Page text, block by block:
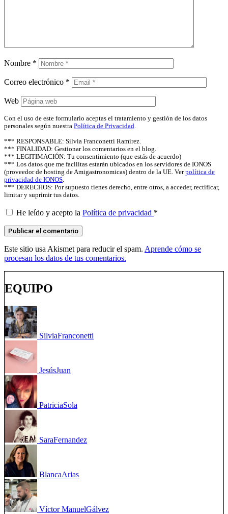
Nombre *
Correo electrónico *
Web
Con el uso de este formulario aceptas el tratamiento y gestión de los datos
personales según nuestra Política de Privacidad.
*** RESPONSABLE: Silvia Franconetti Ramírez.
*** FINALIDAD: Gestionar los comentarios en el blog.
*** LEGITIMACIÓN: Tu consentimiento (que estás de acuerdo)
*** Los datos que me facilitas estarán ubicados en los servidores de IONOS
(proveedor de hosting de Amigastronomicas) dentro de la UE. Verpolítica de
privacidad de IONOS.
*** DERECHOS: Por supuesto tienes derecho, entre otros, a acceder, rectificar,
limitar y suprimir tus datos.
He leído y acepto la Política de privacidad *
Este sitio usa Akismet para reducir el spam. Aprende cómo se
procesan los datos de tus comentarios.
EQUIPO
SilviaFranconetti
JesúsJuan
PatriciaSola
SaraFernandez
BlancaArias
Víctor ManuelGálvez